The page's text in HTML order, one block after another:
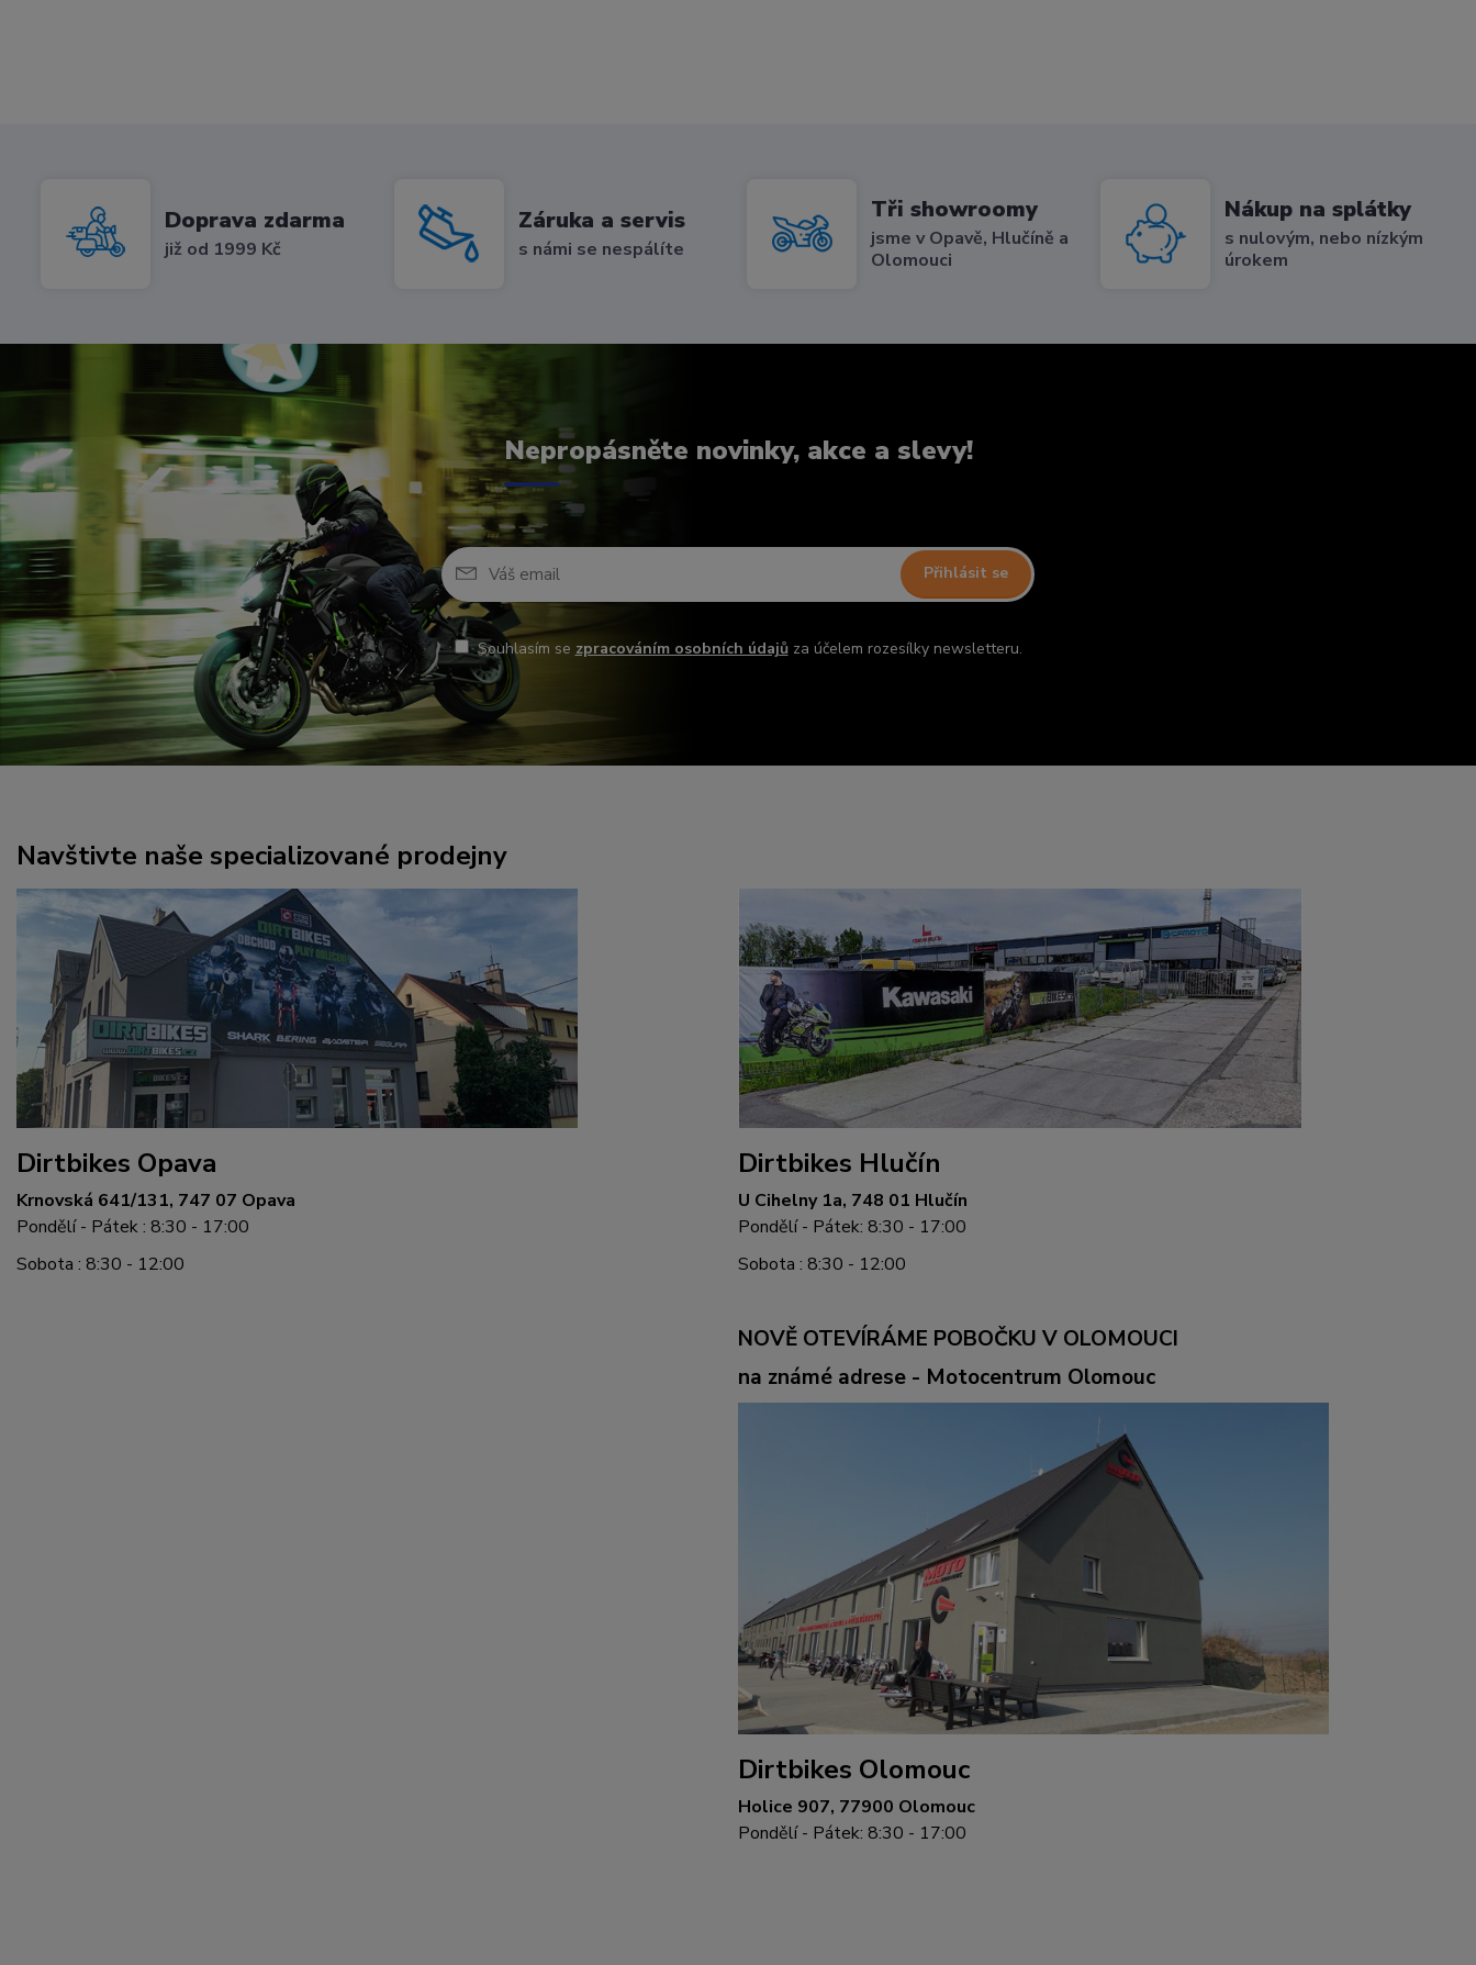
Doprava zdarma
již od 1999 Kč
Záruka a servis
s námi se nespálíte
Tři showroomy
jsme v Opavě, Hlučíně a
Olomouci
Nákup na splátky
s nulovým, nebo nízkým
úrokem
Nepropásněte novinky, akce a slevy!
Přihlásit se
Souhlasím se zpracováním osobních údajůza účelem rozesílky newsletteru.
Navštivte naše specializované prodejny
Dirtbikes Opava
Krnovská 641/131, 747 07 Opava
Pondělí - Pátek : 8:30 - 17:00
Sobota : 8:30 - 12:00
Dirtbikes Hlučín
U Cihelny 1a, 748 01 Hlučín
Pondělí - Pátek: 8:30 - 17:00
Sobota : 8:30 - 12:00
NOVĚ OTEVÍRÁME POBOČKU V OLOMOUCI
na známé adrese - Motocentrum Olomouc
Dirtbikes Olomouc
Holice 907, 77900 Olomouc
Pondělí - Pátek: 8:30 - 17:00